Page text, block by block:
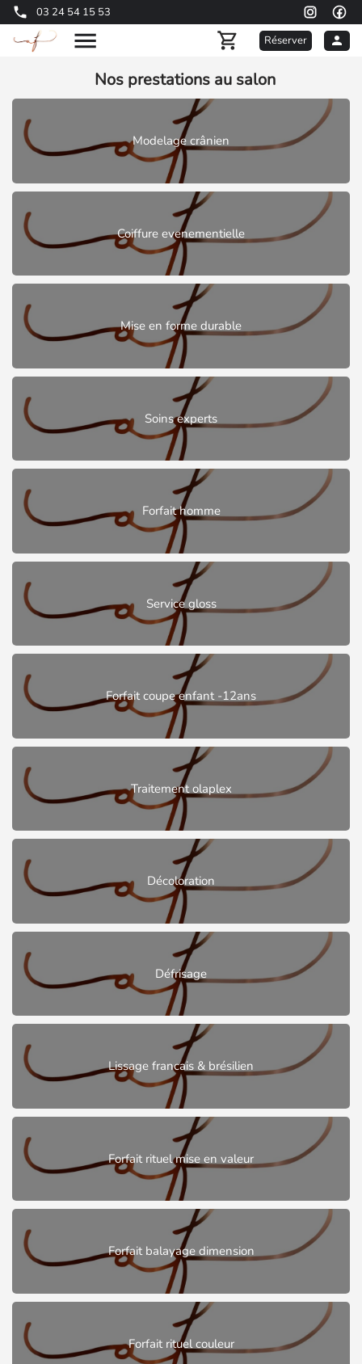
03 24 54 15 53
Réserver
Nos prestations au salon
Modelage crânien
Coiffure evenementielle
Mise en forme durable
Soins experts
Forfait homme
Service gloss
Forfait coupe enfant -12ans
Traitement olaplex
Décoloration
Défrisage
Lissage francais & brésilien
Forfait rituel mise en valeur
Forfait balayage dimension
Forfait rituel couleur